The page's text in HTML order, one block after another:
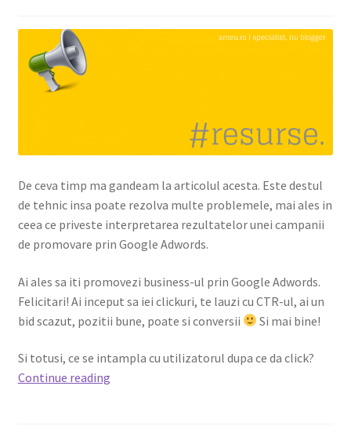
De ceva timp ma gandeam la articolul acesta. Este destul
de tehnic insa poate rezolva multe problemele, mai ales in
ceea ce priveste interpretarea rezultatelor unei campanii
de promovare prin Google Adwords.
Ai ales sa iti promovezi business-ul prin Google Adwords.
Felicitari! Ai inceput sa iei clickuri, te lauzi cu CTR-ul, ai un
bid scazut, pozitii bune, poate si conversii
Si mai bine!
Si totusi, ce se intampla cu utilizatorul dupa ce da click?
Continue readingDespre